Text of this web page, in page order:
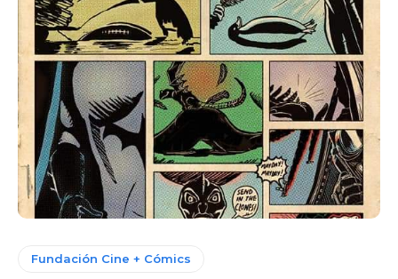
Fundación Cine + Cómics